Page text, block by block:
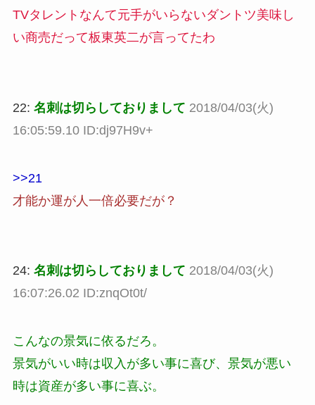
TVタレントなんて元手がいらないダントツ美味し
い商売だって板東英二が言ってたわ
22: 名刺は切らしておりまして 2018/04/03(火)
16:05:59.10 ID:dj97H9v+
>>21
才能か運が人一倍必要だが？
24: 名刺は切らしておりまして 2018/04/03(火)
16:07:26.02 ID:znqOt0t/
こんなの景気に依るだろ。
景気がいい時は収入が多い事に喜び、景気が悪い
時は資産が多い事に喜ぶ。